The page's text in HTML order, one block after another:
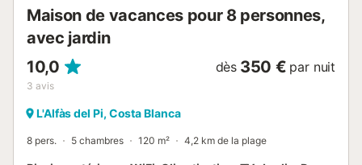
Maison de vacances pour 8 personnes,
avec jardin
10,0
3 avis
dès 350 € par nuit
L'Alfàs del Pi, Costa Blanca
8 pers. 5 chambres 120 m² 4,2 km de la plage